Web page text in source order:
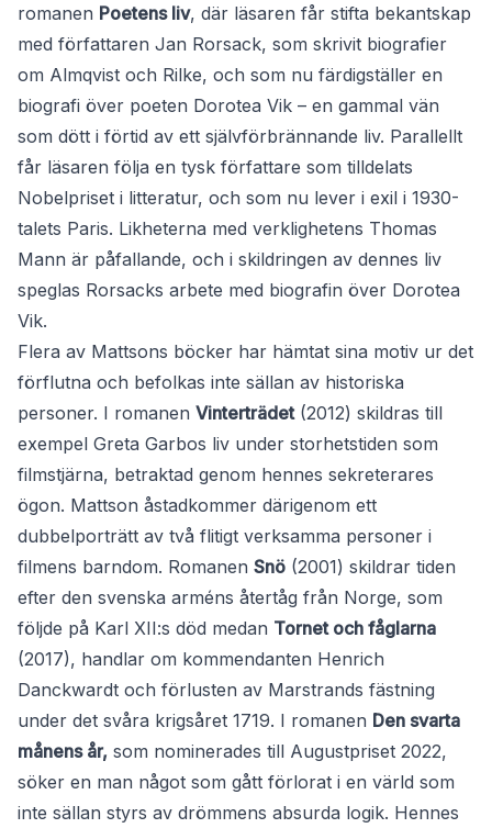
romanen Poetens liv, där läsaren får stifta bekantskap
med författaren Jan Rorsack, som skrivit biografier
om Almqvist och Rilke, och som nu färdigställer en
biografi över poeten Dorotea Vik – en gammal vän
som dött i förtid av ett självförbrännande liv. Parallellt
får läsaren följa en tysk författare som tilldelats
Nobelpriset i litteratur, och som nu lever i exil i 1930-
talets Paris. Likheterna med verklighetens Thomas
Mann är påfallande, och i skildringen av dennes liv
speglas Rorsacks arbete med biografin över Dorotea
Vik.
Flera av Mattsons böcker har hämtat sina motiv ur det
förflutna och befolkas inte sällan av historiska
personer. I romanen Vinterträdet(2012) skildras till
exempel Greta Garbos liv under storhetstiden som
filmstjärna, betraktad genom hennes sekreterares
ögon. Mattson åstadkommer därigenom ett
dubbelporträtt av två flitigt verksamma personer i
filmens barndom. Romanen Snö (2001) skildrar tiden
efter den svenska arméns återtåg från Norge, som
följde på Karl XII:s död medan Tornet och fåglarna
(2017), handlar om kommendanten Henrich
Danckwardt och förlusten av Marstrands fästning
under det svåra krigsåret 1719. I romanen Den svarta
månens år, som nominerades till Augustpriset 2022,
söker en man något som gått förlorat i en värld som
inte sällan styrs av drömmens absurda logik. Hennes